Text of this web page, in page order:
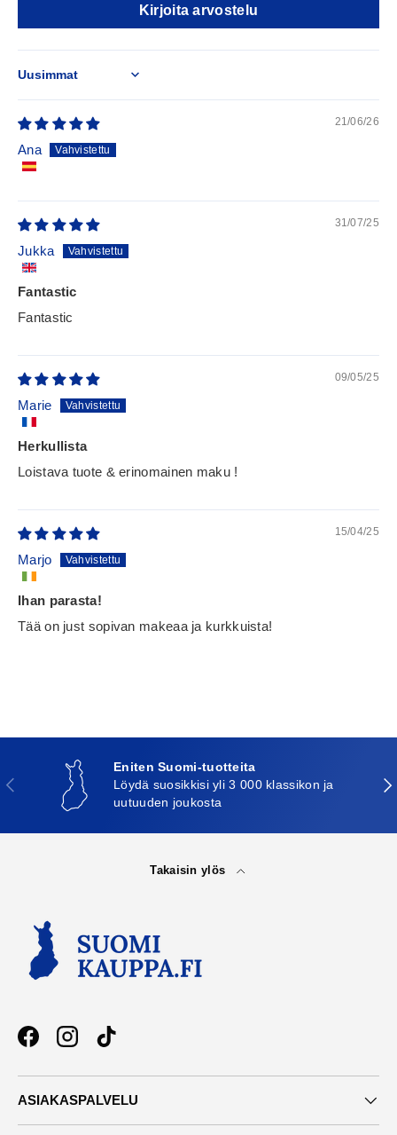
Kirjoita arvostelu
Sort by
21/06/26
Ana
31/07/25
Jukka
Fantastic
Fantastic
09/05/25
Marie
Herkullista
Loistava tuote & erinomainen maku !
15/04/25
Marjo
Ihan parasta!
Tää on just sopivan makeaa ja kurkkuista!
Edellinen
Eniten Suomi-tuotteita
Löydä suosikkisi yli 3 000 klassikon ja
uutuuden joukosta
Takaisin ylös
FacebookInstagramTikTok
ASIAKASPALVELU